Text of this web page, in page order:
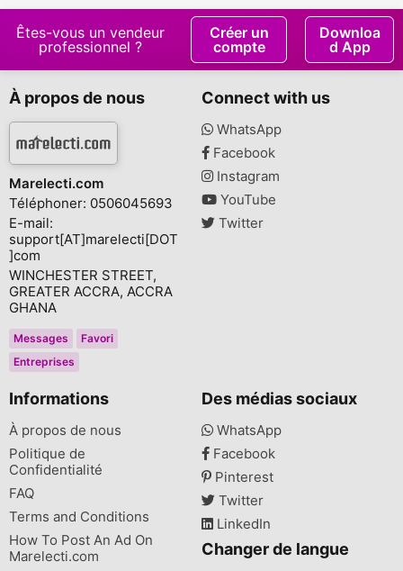
Êtes-vous un vendeur
professionnel ?
Créer un
compte
Downloa
d App
À propos de nous
Marelecti.com
Téléphoner: 0506045693
E-mail:
support[AT]marelecti[DOT
]com
WINCHESTER STREET,
GREATER ACCRA, ACCRA
GHANA
Messages
Favori
Entreprises
Connect with us
WhatsApp
Facebook
Instagram
YouTube
Twitter
Informations
À propos de nous
Politique de
Confidentialité
FAQ
Terms and Conditions
How To Post An Ad On
Marelecti.com
Des médias sociaux
WhatsApp
Facebook
Pinterest
Twitter
LinkedIn
Changer de langue